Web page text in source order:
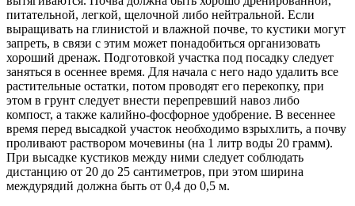
питательной, легкой, щелочной либо нейтральной. Если
выращивать на глинистой и влажной почве, то кустики могут
запреть, в связи с этим может понадобиться организовать
хороший дренаж. Подготовкой участка под посадку следует
заняться в осеннее время. Для начала с него надо удалить все
растительные остатки, потом проводят его перекопку, при
этом в грунт следует внести перепревший навоз либо
компост, а также калийно-фосфорное удобрение. В весеннее
время перед высадкой участок необходимо взрыхлить, а почву
проливают раствором мочевины (на 1 литр воды 20 грамм).
При высадке кустиков между ними следует соблюдать
дистанцию от 20 до 25 сантиметров, при этом ширина
междурядий должна быть от 0,4 до 0,5 м.